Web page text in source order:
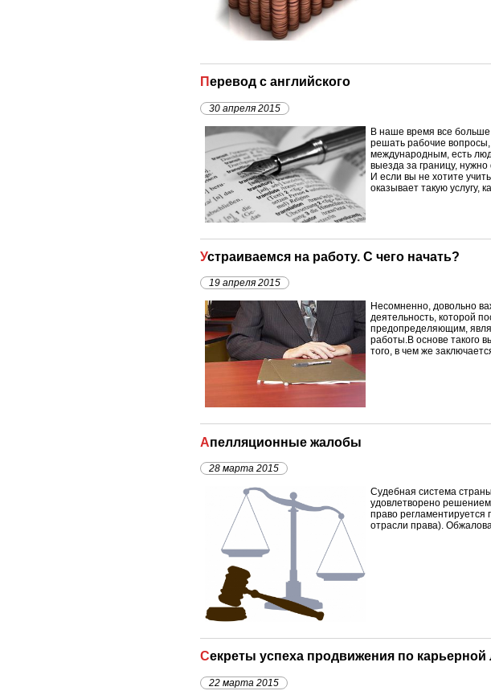
Перевод с английского
30 апреля 2015
В наше время все больше
решать рабочие вопросы,
международным, есть
выезда за границу, нужно
И если вы не хотите
оказывает такую услугу,
Устраиваемся на работу. С чего начать?
19 апреля 2015
Несомненно, довольно
деятельность, которой
предопределяющим,
работы.В основе такого
того, в чем же
Апелляционные жалобы
28 марта 2015
Судебная система
удовлетворено
право регламентируется
отрасли права).
Секреты успеха продвижения по карьерной
22 марта 2015